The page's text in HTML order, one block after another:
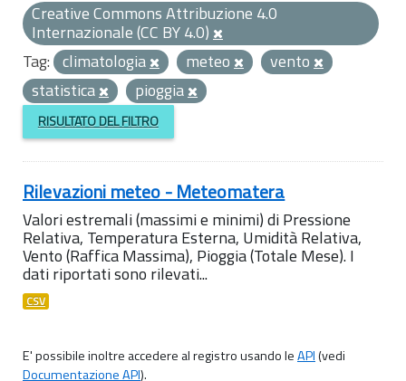
Creative Commons Attribuzione 4.0
Internazionale (CC BY 4.0)
Tag: climatologia meteo
vento
statistica
pioggia
RISULTATO DEL FILTRO
Rilevazioni meteo - Meteomatera
Valori estremali (massimi e minimi) di Pressione
Relativa, Temperatura Esterna, Umidità Relativa,
Vento (Raffica Massima), Pioggia (Totale Mese). I
dati riportati sono rilevati...
CSV
E' possibile inoltre accedere al registro usando leAPI(vedi
Documentazione API).